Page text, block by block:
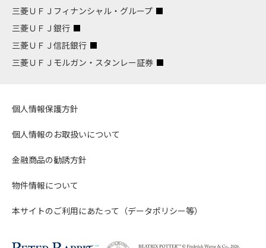
三菱ＵＦＪフィナンシャル・グループ
三菱ＵＦＪ銀行
三菱ＵＦＪ信託銀行
三菱ＵＦＪモルガン・スタンレー証券
個人情報保護方針
個人情報のお取扱いについて
金融商品の勧誘方針
物件情報について
本サイトのご利用にあたって（データポリシー等）